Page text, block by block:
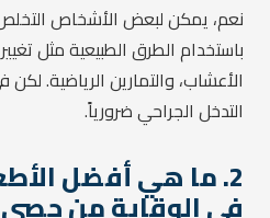
نعم، يمكن لبعض الأشخاص
باستخدام الطرق الطبيعية مثل
الأعشاب، والتمارين الرياضية.
التدخل الجراحي ضرورياً.
2. ما هي أفضل
في الوقاية من حصى